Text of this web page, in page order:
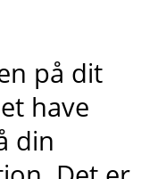
på dit
have
din